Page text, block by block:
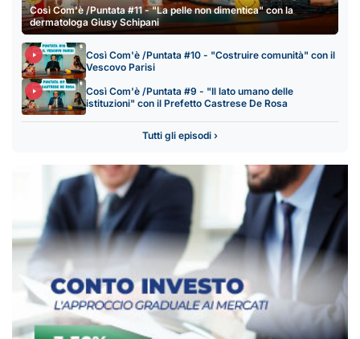
Così Com'è /Puntata #11 - "La pelle non dimentica" con la
dermatologa Giusy Schipani
Così Com'è /Puntata #10 - "Costruire comunità" con il
Vescovo Parisi
Così Com'è /Puntata #9 - "Il lato umano delle
istituzioni" con il Prefetto Castrese De Rosa
Tutti gli episodi ›